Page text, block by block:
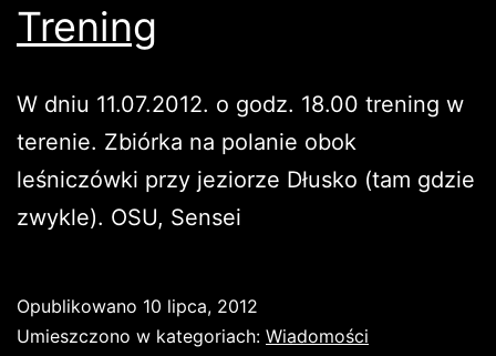
Trening
W dniu 11.07.2012. o godz. 18.00 trening w
terenie. Zbiórka na polanie obok
leśniczówki przy jeziorze Dłusko (tam gdzie
zwykle). OSU, Sensei
Opublikowano 10 lipca, 2012
Umieszczono w kategoriach: Wiadomości